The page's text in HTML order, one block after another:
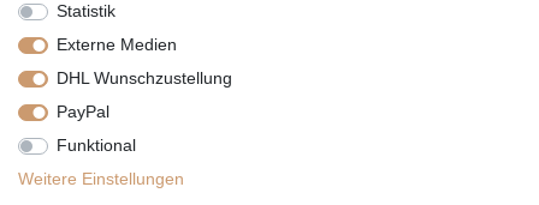
Vertrag widerrufen
Statistik
Externe Medien
DHL Wunschzustellung
PayPal
Funktional
Weitere Einstellungen